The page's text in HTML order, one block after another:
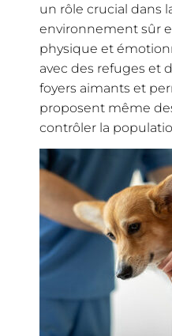
un rôle crucial dans
environnement sûr
physique et
avec des refuges et
foyers aimants et
proposent même
contrôler la